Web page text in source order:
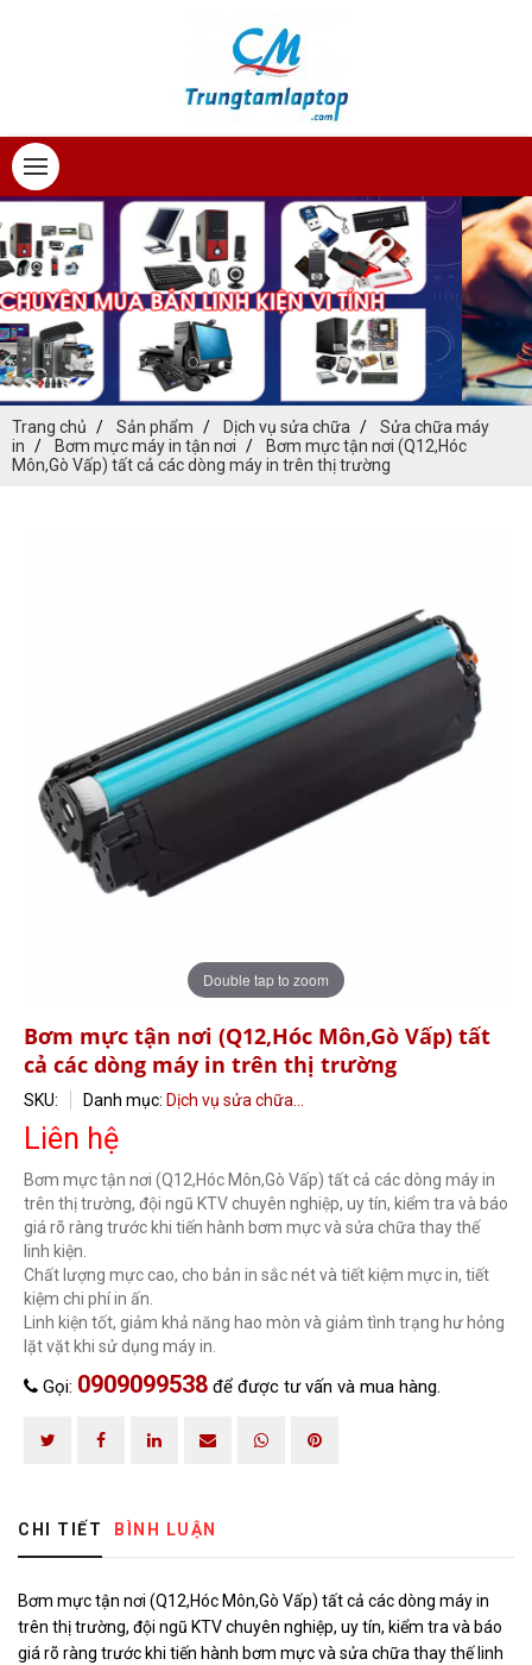
Trang chủ Sản phẩm Dịch vụ sửa chữa
Sửa chữa máy
in
Bơm mực máy in tận nơi
Bơm mực tận nơi (Q12,Hóc
Môn,Gò Vấp) tất cả các dòng máy in trên thị trường
Double tap to zoom
Bơm mực tận nơi (Q12,Hóc Môn,Gò Vấp) tất
cả các dòng máy in trên thị trường
SKU: Danh mục: Dịch vụ sửa chữa...
Liên hệ
Bơm mực tận nơi (Q12,Hóc Môn,Gò Vấp) tất cả các dòng máy in
trên thị trường, đội ngũ KTV chuyên nghiệp, uy tín, kiểm tra và báo
giá rõ ràng trước khi tiến hành bơm mực và sửa chữa thay thế
linh kiện.
Chất lượng mực cao, cho bản in sắc nét và tiết kiệm mực in, tiết
kiệm chi phí in ấn.
Linh kiện tốt, giảm khả năng hao mòn và giảm tình trạng hư hỏng
lặt vặt khi sử dụng máy in.
Gọi: 0909099538 để được tư vấn và mua hàng.
CHI TIẾT BÌNH LUẬN
Bơm mực tận nơi (Q12,Hóc Môn,Gò Vấp) tất cả các dòng máy in
trên thị trường, đội ngũ KTV chuyên nghiệp, uy tín, kiểm tra và báo
giá rõ ràng trước khi tiến hành bơm mực và sửa chữa thay thế linh
ĐĂNG KÝ TƯ VẤN MIỄN PHÍ
HOÀN THÀNH
Đăng ký tư vấn trực tiếp 24/7: